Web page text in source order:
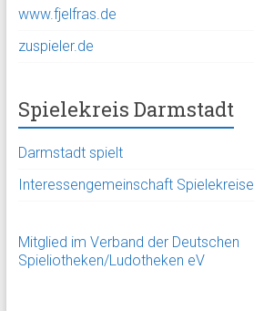
www.fjelfras.de
zuspieler.de
Spielekreis Darmstadt
Darmstadt spielt
Interessengemeinschaft Spielekreise
Mitglied im Verband der Deutschen
Spieliotheken/Ludotheken eV